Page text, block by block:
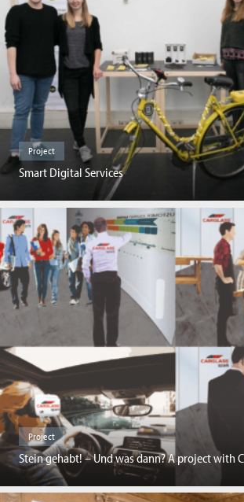
Project
Smart Digital Services
Project
Stein gehabt! – Und was dann? A project with